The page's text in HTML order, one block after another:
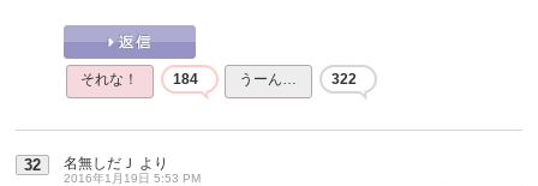
それな！ 184 うーん… 322
32 名無しだＪ より
2016年1月19日 5:53 PM